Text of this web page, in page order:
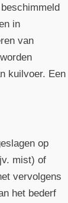
in
van
kuilvoer. Een
op
mist) of
vervolgens
het bederf